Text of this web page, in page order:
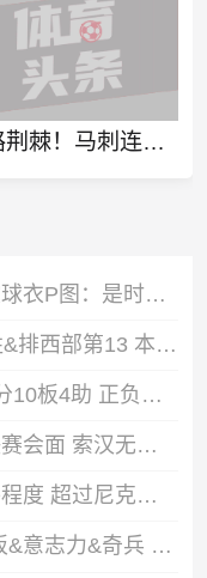
一路荆棘！马刺连续3轮淘汰西北赛区球队 成功杀进总决赛
无限憧憬！美媒晒字母哥雷霆球衣P图：是时候了？
突飞猛进！马刺上赛季仅34胜&排西部第13 本赛季打进总决赛
杰林·威廉姆斯9投5中得到11分10板4助 正负值+10全队最高
我先是赢家！马刺尼克斯总决赛会面 索汉无论如何都有总冠军戒指
媒体人：马刺杀出西部的意外程度 超过尼克斯杀出东部
媒体人：三分&防守&前场篮板&意志力&奇兵 马刺都更胜一筹